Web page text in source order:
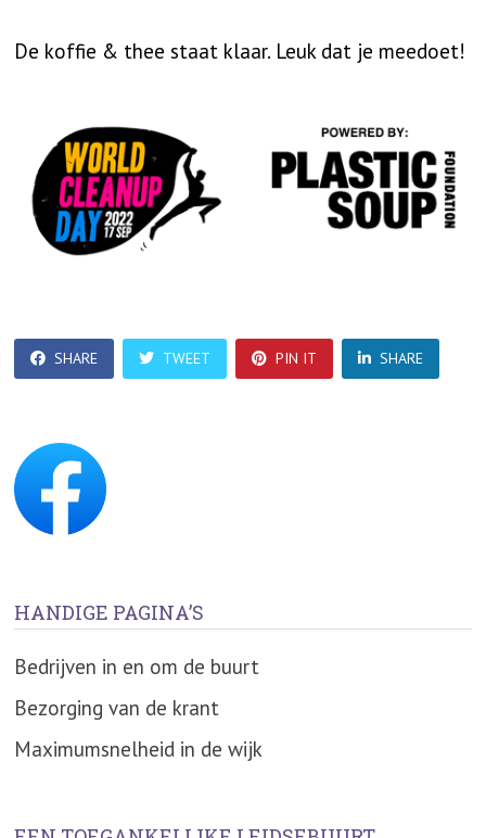
De koffie & thee staat klaar. Leuk dat je meedoet!
SHARE TWEET PIN IT SHARE
HANDIGE PAGINA’S
Bedrijven in en om de buurt
Bezorging van de krant
Maximumsnelheid in de wijk